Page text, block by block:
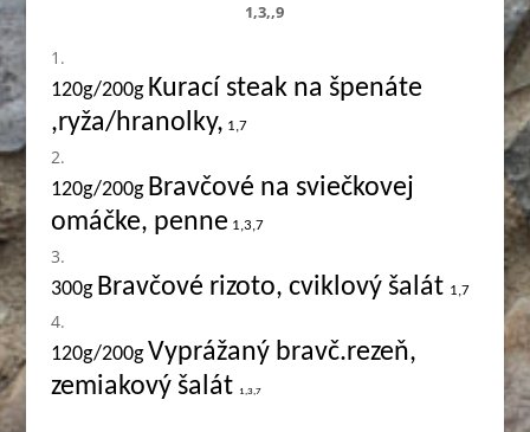
1,3,,9
120g/200g Kurací steak na špenáte
,ryža/hranolky, 1,7
120g/200g Bravčové na sviečkovej
omáčke, penne 1,3,7
300g Bravčové rizoto, cviklový šalát 1,7
120g/200gVyprážaný bravč.rezeň,
zemiakový šalát
1,3,7